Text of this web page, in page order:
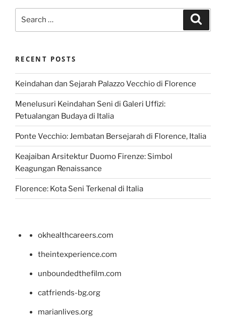
RECENT POSTS
Keindahan dan Sejarah Palazzo Vecchio di Florence
Menelusuri Keindahan Seni di Galeri Uffizi:
Petualangan Budaya di Italia
Ponte Vecchio: Jembatan Bersejarah di Florence, Italia
Keajaiban Arsitektur Duomo Firenze: Simbol
Keagungan Renaissance
Florence: Kota Seni Terkenal di Italia
okhealthcareers.com
theintexperience.com
unboundedthefilm.com
catfriends-bg.org
marianlives.org